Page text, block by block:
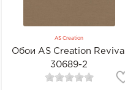
AS Creation
Обои AS Creation Revival
30689-2